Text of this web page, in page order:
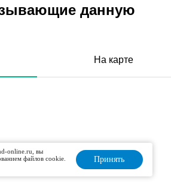
данную
На карте
online.ru, вы
файлов cookie.
Принять